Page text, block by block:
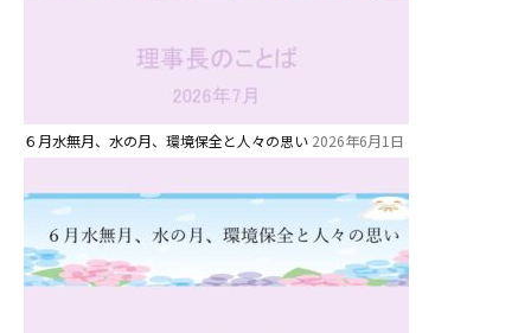
６月水無月、水の月、環境保全と人々の思い 2026年6月1日